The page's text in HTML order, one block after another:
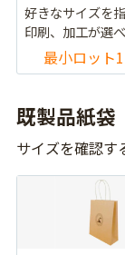
好きなサイズを指
印刷、加工が選
最小ロット
既製品紙袋
サイズを確認す